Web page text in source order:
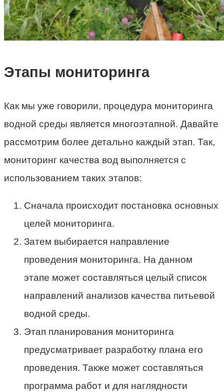
Этапы мониторинга
Как мы уже говорили, процедура мониторинга
водной среды является многоэтапной. Давайте
рассмотрим более детально каждый этап. Так,
мониторинг качества вод выполняется с
использованием таких этапов:
Сначала происходит постановка основных
целей мониторинга.
Затем выбирается направление
проведения мониторинга. На данном
этапе может составляться целый список
направлений анализов качества питьевой
водной среды.
Этап планирования мониторинга
предусматривает разработку плана его
проведения. Также может составляться
программа работ и для наглядности